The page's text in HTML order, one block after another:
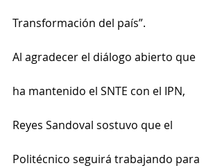
Transformación del país”.
Al agradecer el diálogo abierto que
ha mantenido el SNTE con el IPN,
Reyes Sandoval sostuvo que el
Politécnico seguirá trabajando para